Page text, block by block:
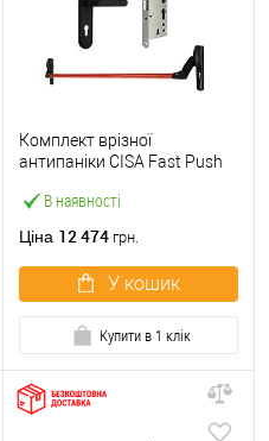
В наявності
Комплект врізної
антипаніки CISA Fast Push
червоний із замком та
Ціна 12 474 грн.
У кошик
Купити в 1 клік